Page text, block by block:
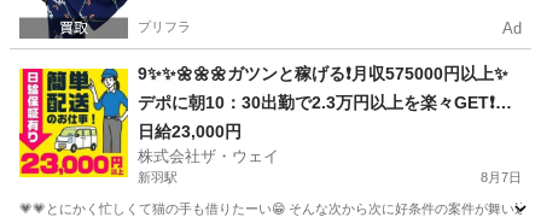
プリフラ Ad
9✨✨🌼🌼🌼ガツンと稼げる❗️月収575000円以上✨
デポに朝10：30出勤で2.3万円以上を楽々GET❗️お
寝坊さん大集合🎵軽貨物ドライバー🌸🌸
日給23,000円
株式会社ザ・ウェイ
新羽駅 8月7日
💗💗とにかく忙しくて猫の手も借りたーい😁 そんな次から次に好条件の案件が舞い